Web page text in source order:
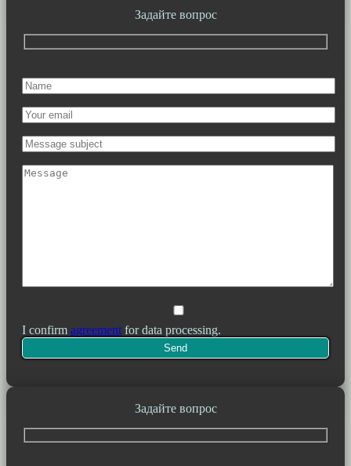
Задайте вопрос
I confirm agreement for data processing.
Задайте вопрос